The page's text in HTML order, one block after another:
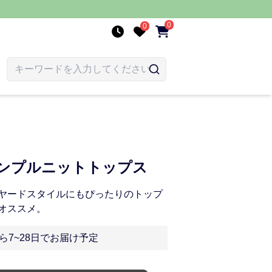
0 0
プルニットトップス
ードスタイルにもぴったりのトップ
ススメ。
7~28日でお届け予定